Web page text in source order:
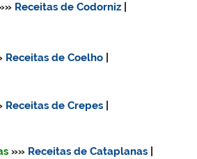
Receitas de Codorniz
Receitas de Coelho
Receitas de Crepes
»» Receitas de Cataplanas